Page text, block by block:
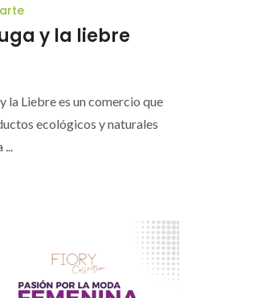
y la liebre
la Liebre es un comercio que
ecológicos y naturales
...